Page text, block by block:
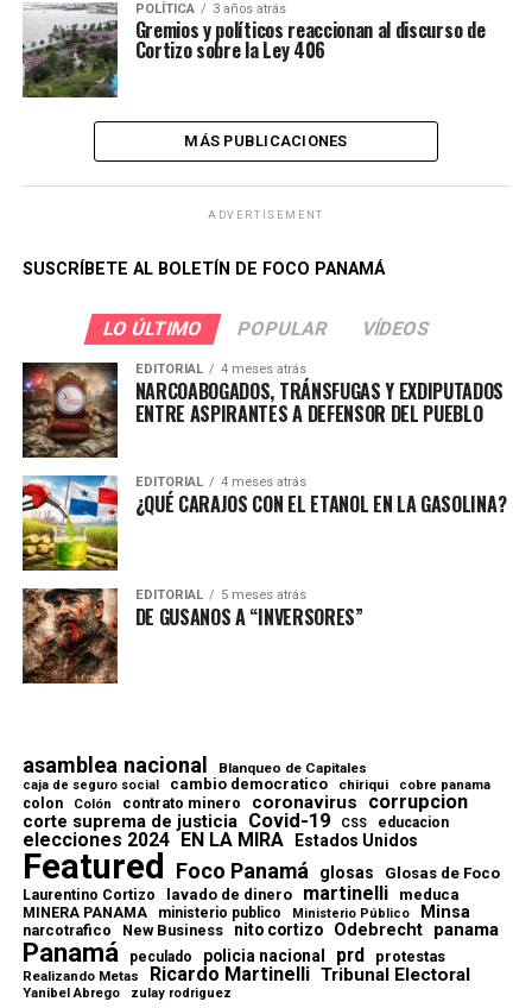
POLÍTICA 3 años atrás
Gremios y políticos reaccionan al discurso de
Cortizo sobre la Ley 406
MÁS PUBLICACIONES
ADVERTISEMENT
SUSCRÍBETE AL BOLETÍN DE FOCO PANAMÁ
LO ÚLTIMO POPULAR VÍDEOS
EDITORIAL 4 meses atrás
NARCOABOGADOS, TRÁNSFUGAS Y EXDIPUTADOS
ENTRE ASPIRANTES A DEFENSOR DEL PUEBLO
EDITORIAL 4 meses atrás
¿QUÉ CARAJOS CON EL ETANOL EN LA GASOLINA?
EDITORIAL 5 meses atrás
DE GUSANOS A “INVERSORES”
asamblea nacional Blanqueo de Capitales
caja de seguro social cambio democratico chiriqui cobre panama
colon Colón contrato minero coronavirus corrupcion
corte suprema de justicia Covid-19 CSS educacion
elecciones 2024 EN LA MIRA Estados Unidos
Featured Foco Panamá glosas Glosas de Foco
Laurentino Cortizo lavado de dinero martinelli meduca
MINERA PANAMA ministerio publico Ministerio Público Minsa
narcotrafico New Business nito cortizo Odebrecht panama
Panamá peculado policia nacional prd protestas
Realizando Metas Ricardo Martinelli Tribunal Electoral
Yanibel Abrego zulay rodriguez